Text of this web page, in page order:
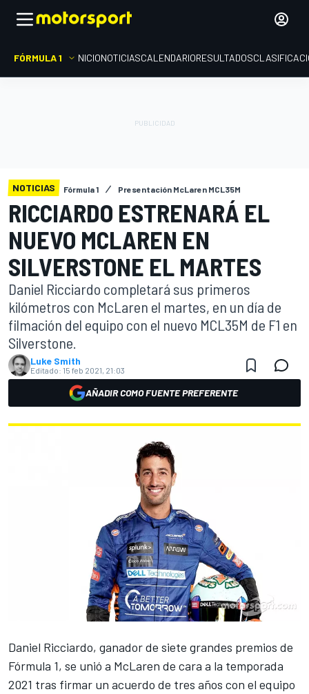
FÓRMULA 1 INICIONOTICIASCALENDARIORESULTADOS
NOTICIAS Fórmula 1 Presentación McLaren MCL35M
RICCIARDO ESTRENARÁ EL
NUEVO MCLAREN EN
SILVERSTONE EL MARTES
Daniel Ricciardo completará sus primeros
kilómetros con McLaren el martes, en un día de
filmación del equipo con el nuevo MCL35M de F1 en
Silverstone.
Luke Smith
Editado: 15 feb 2021, 21:03
AÑADIR COMO FUENTE PREFERENTE
Daniel Ricciardo, ganador de siete grandes premios de
Fórmula 1, se unió a McLaren de cara a la temporada
2021 tras firmar un acuerdo de tres años con el equipo